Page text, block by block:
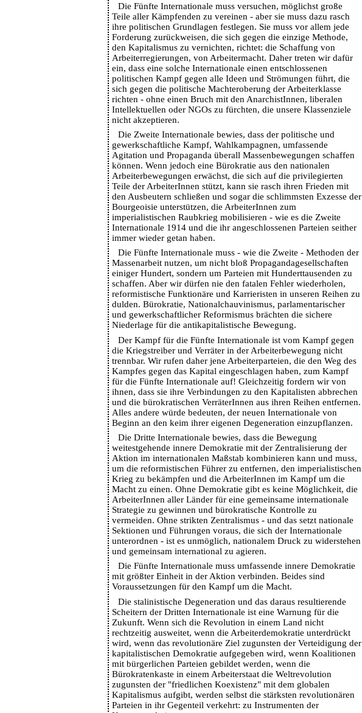
Die Fünfte Internationale muss versuchen, möglichst große
Teile aller Kämpfenden zu vereinen - aber sie muss dazu rasch
ihre politischen Grundlagen festlegen. Sie muss vor allem jede
Forderung zurückweisen, die sich gegen die einzige Methode,
den Kapitalismus zu vernichten, richtet: die Schaffung von
Arbeiterregierungen, von Arbeitermacht. Daher treten wir dafür
ein, dass eine solche Internationale einen entschlossenen
politischen Kampf gegen alle Ideen und Strömungen führt, die
sich gegen die politische Machteroberung der Arbeiterklasse
richten - ohne einen Bruch mit den AnarchistInnen, liberalen
Intellektuellen oder NGOs zu fürchten, die unsere Klassenziele
nicht akzeptieren.
Die Zweite Internationale bewies, dass der politische und
gewerkschaftliche Kampf, Wahlkampagnen, umfassende
Agitation und Propaganda überall Massenbewegungen schaffen
können. Wenn jedoch eine Bürokratie aus den nationalen
Arbeiterbewegungen erwächst, die sich auf die privilegierten
Teile der ArbeiterInnen stützt, kann sie rasch ihren Frieden mit
den Ausbeutern schließen und sogar die schlimmsten Exzesse der
Bourgeoisie unterstützen, die ArbeiterInnen zum
imperialistischen Raubkrieg mobilisieren - wie es die Zweite
Internationale 1914 und die ihr angeschlossenen Parteien seither
immer wieder getan haben.
Die Fünfte Internationale muss - wie die Zweite - Methoden der
Massenarbeit nutzen, um nicht bloß Propagandagesellschaften
einiger Hundert, sondern um Parteien mit Hunderttausenden zu
schaffen. Aber wir dürfen nie den fatalen Fehler wiederholen,
reformistische Funktionäre und Karrieristen in unseren Reihen zu
dulden. Bürokratie, Nationalchauvinismus, parlamentarischer
und gewerkschaftlicher Reformismus brächten die sichere
Niederlage für die antikapitalistische Bewegung.
Der Kampf für die Fünfte Internationale ist vom Kampf gegen
die Kriegstreiber und Verräter in der Arbeiterbewegung nicht
trennbar. Wir rufen daher jene Arbeiterparteien, die den Weg des
Kampfes gegen das Kapital eingeschlagen haben, zum Kampf
für die Fünfte Internationale auf! Gleichzeitig fordern wir von
ihnen, dass sie ihre Verbindungen zu den Kapitalisten abbrechen
und die bürokratischen VerräterInnen aus ihren Reihen entfernen.
Alles andere würde bedeuten, der neuen Internationale von
Beginn an den keim ihrer eigenen Degeneration einzupflanzen.
Die Dritte Internationale bewies, dass die Bewegung
weitestgehende innere Demokratie mit der Zentralisierung der
Aktion im internationalen Maßstab kombinieren kann und muss,
um die reformistischen Führer zu entfernen, den imperialistischen
Krieg zu bekämpfen und die ArbeiterInnen im Kampf um die
Macht zu einen. Ohne Demokratie gibt es keine Möglichkeit, die
ArbeiterInnen aller Länder für eine gemeinsame internationale
Strategie zu gewinnen und bürokratische Kontrolle zu
vermeiden. Ohne strikten Zentralismus - und das setzt nationale
Sektionen und Führungen voraus, die sich der Internationale
unterordnen - ist es unmöglich, nationalem Druck zu widerstehen
und gemeinsam international zu agieren.
Die Fünfte Internationale muss umfassende innere Demokratie
mit größter Einheit in der Aktion verbinden. Beides sind
Voraussetzungen für den Kampf um die Macht.
Die stalinistische Degeneration und das daraus resultierende
Scheitern der Dritten Internationale ist eine Warnung für die
Zukunft. Wenn sich die Revolution in einem Land nicht
rechtzeitig ausweitet, wenn die Arbeiterdemokratie unterdrückt
wird, wenn das revolutionäre Ziel zugunsten der Verteidigung der
kapitalistischen Demokratie aufgegeben wird, wenn Koalitionen
mit bürgerlichen Parteien gebildet werden, wenn die
Bürokratenkaste in einem Arbeiterstaat die Weltrevolution
zugunsten der "friedlichen Koexistenz" mit dem globalen
Kapitalismus aufgibt, werden selbst die stärksten revolutionären
Parteien in ihr Gegenteil verkehrt: zu Instrumenten der